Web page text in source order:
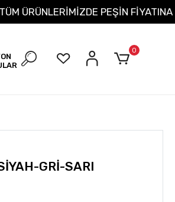
TÜM ÜRÜNLERİMİZDE PEŞİN
0
GRİ-SARI